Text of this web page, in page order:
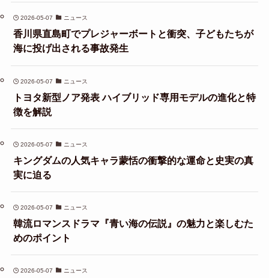
2026-05-07 ニュース
香川県直島町でプレジャーボートと衝突、子どもたちが
海に投げ出される事故発生
2026-05-07 ニュース
トヨタ新型ノア発表 ハイブリッド専用モデルの進化と特
徴を解説
2026-05-07 ニュース
キングダムの人気キャラ蒙恬の衝撃的な運命と史実の真
実に迫る
2026-05-07 ニュース
韓流ロマンスドラマ『青い海の伝説』の魅力と楽しむた
めのポイント
2026-05-07 ニュース